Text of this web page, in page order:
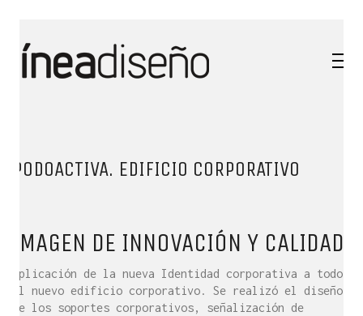
PODOACTIVA. EDIFICIO CORPORATIVO
IMAGEN DE INNOVACIÓN Y CALIDAD
Aplicación de la nueva Identidad corporativa a todo
el nuevo edificio corporativo. Se realizó el diseño
de los soportes corporativos, señalización de